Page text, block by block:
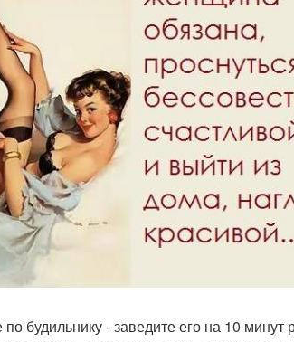
будильнику - заведите его на 10